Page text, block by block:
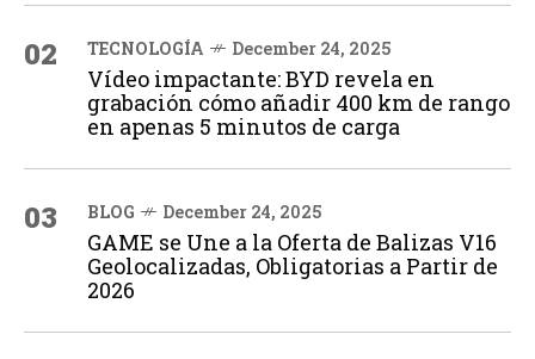
02 TECNOLOGÍA December 24, 2025
Vídeo impactante: BYD revela en
grabación cómo añadir 400 km de rango
en apenas 5 minutos de carga
03 BLOG December 24, 2025
GAME se Une a la Oferta de Balizas V16
Geolocalizadas, Obligatorias a Partir de
2026